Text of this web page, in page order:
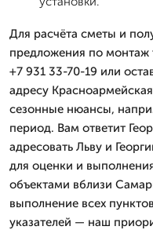
Для расчёта сметы и
предложения по монтаж
+7 931 33-70-19 или
адресу
сезонные нюансы,
период. Вам ответит
адресовать Льву и
для оценки и
объектами вблизи
выполнение всех
указателей — наш